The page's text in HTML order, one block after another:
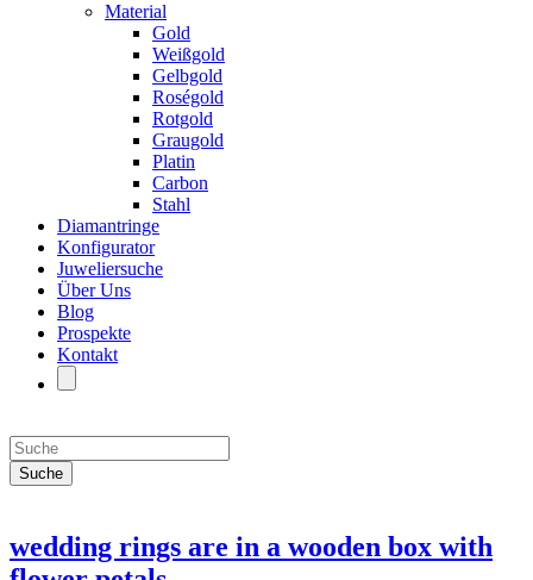
Material
Gold
Weißgold
Gelbgold
Roségold
Rotgold
Graugold
Platin
Carbon
Stahl
Diamantringe
Konfigurator
Juweliersuche
Über Uns
Blog
Prospekte
Kontakt
wedding rings are in a wooden box with